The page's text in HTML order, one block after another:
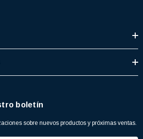
boletín
sobre nuevos productos y próximas ventas.